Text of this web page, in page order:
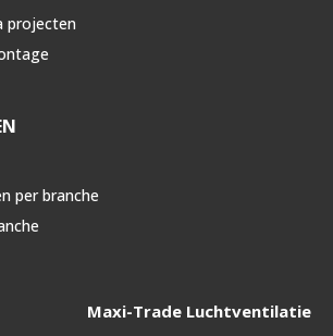
projecten
per branche
Maxi-Trade Luchtventilatie